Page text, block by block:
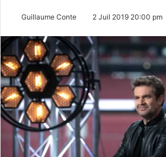
Guillaume Conte 2 Juil 2019 20:00 pm